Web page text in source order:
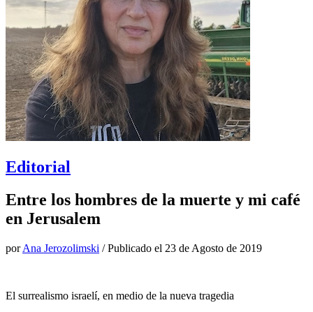
Editorial
Entre los hombres de la muerte y mi café
en Jerusalem
porAna Jerozolimski / Publicado el 23 de Agosto de 2019
El surrealismo israelí, en medio de la nueva tragedia